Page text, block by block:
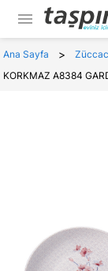
menu
Ana Sayfa >
KORKMAZ A8384